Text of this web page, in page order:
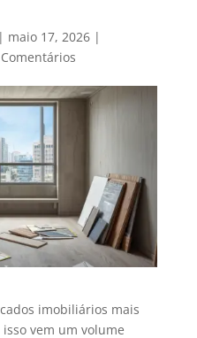
| maio 17, 2026|
imobiliários mais
vem um volume